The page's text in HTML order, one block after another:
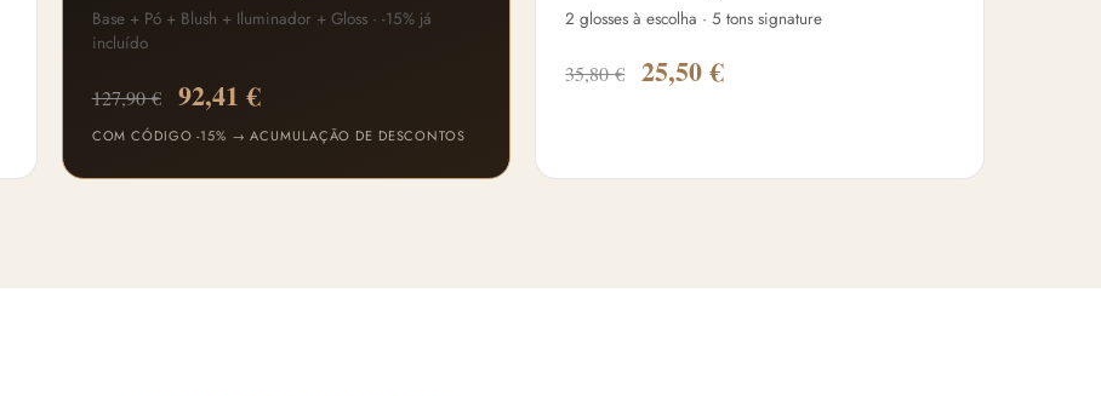
Base + Pó + Blush + Iluminador + Gloss · -15% já
incluído
127,90 € 92,41 €
COM CÓDIGO -15% → ACUMULAÇÃO DE DESCONTOS
2 glosses à escolha · 5 tons signature
35,80 € 25,50 €